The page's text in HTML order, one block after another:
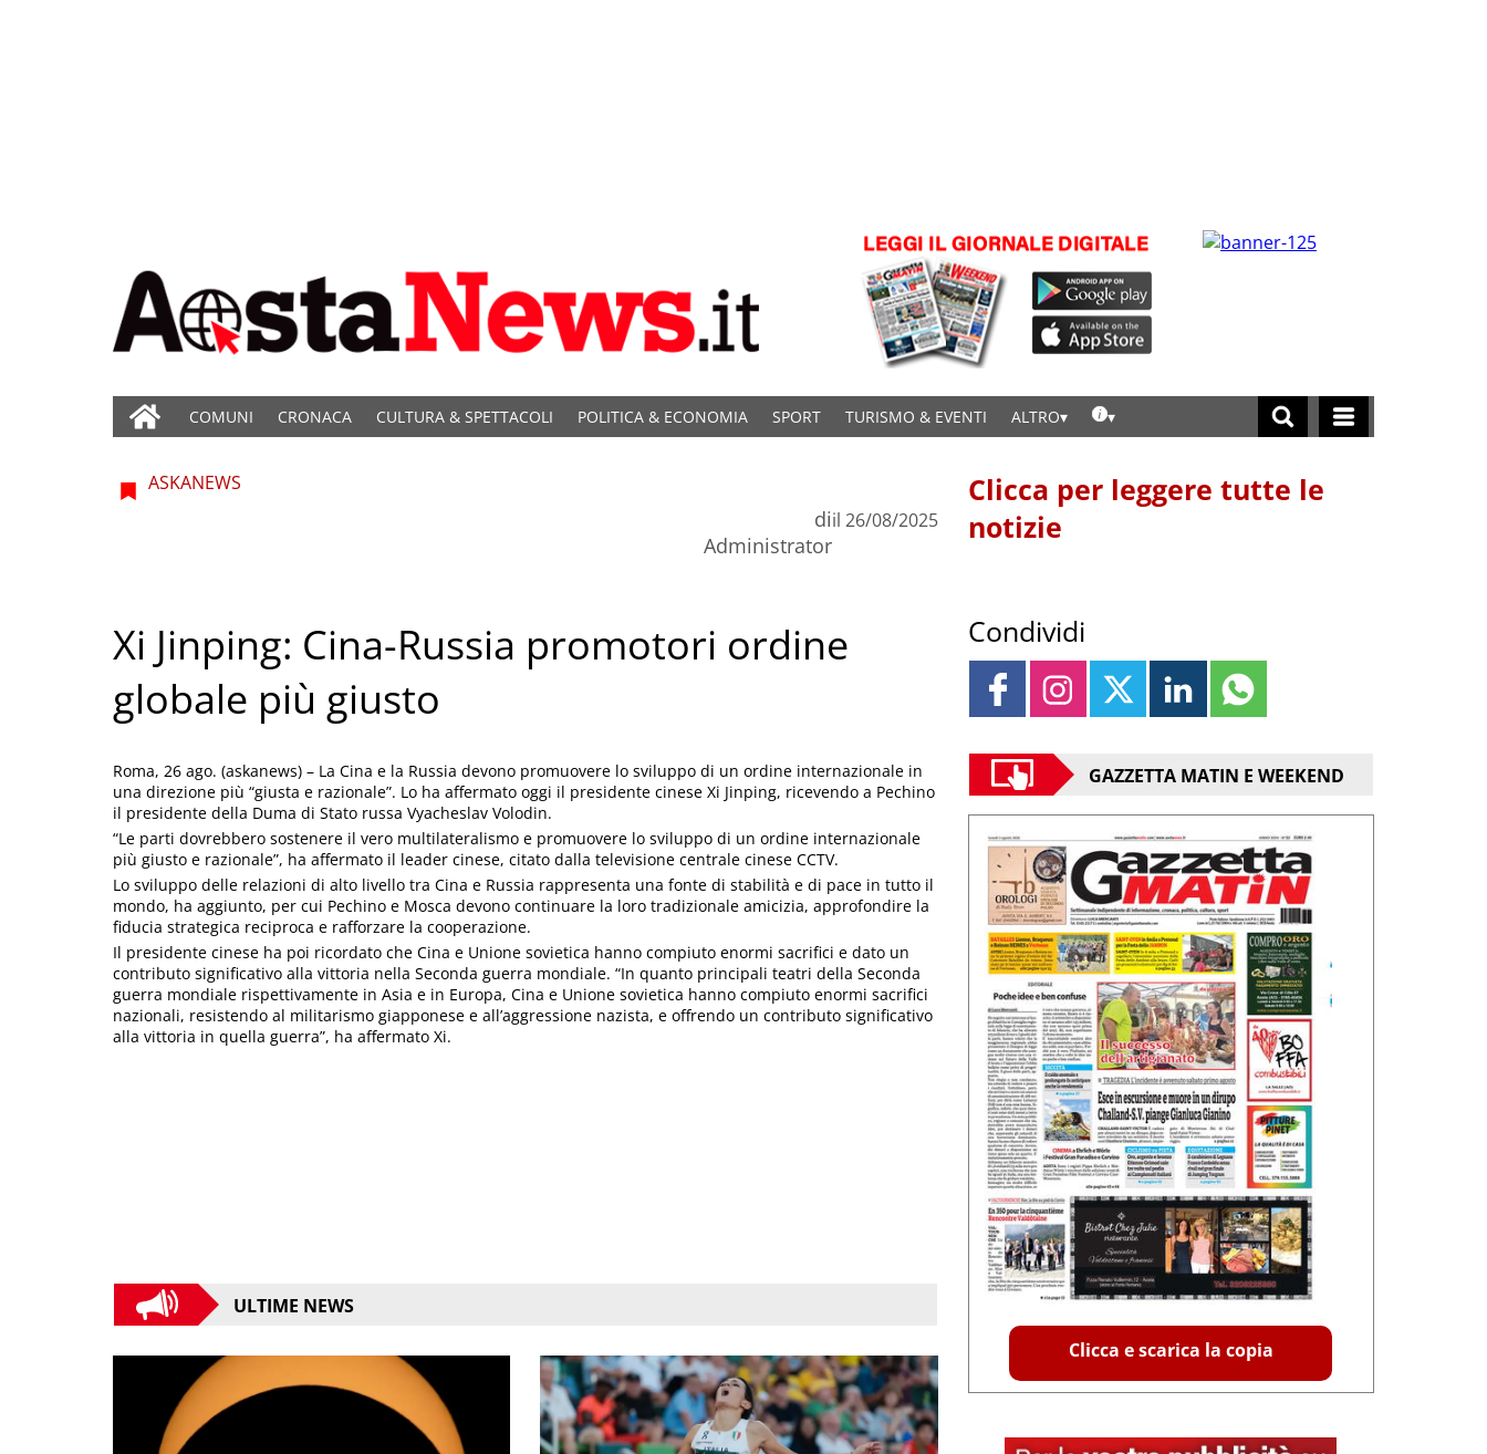
COMUNI CRONACA CULTURA & SPETTACOLI POLITICA & ECONOMIA SPORT TURISMO & EVENTI ALTRO
ASKANEWS
di
Administrator
il 26/08/2025
Xi Jinping: Cina-Russia promotori ordine
globale più giusto
Roma, 26 ago. (askanews) – La Cina e la Russia devono promuovere lo sviluppo di un ordine internazionale in
una direzione più “giusta e razionale”. Lo ha affermato oggi il presidente cinese Xi Jinping, ricevendo a Pechino
il presidente della Duma di Stato russa Vyacheslav Volodin.
“Le parti dovrebbero sostenere il vero multilateralismo e promuovere lo sviluppo di un ordine internazionale
più giusto e razionale”, ha affermato il leader cinese, citato dalla televisione centrale cinese CCTV.
Lo sviluppo delle relazioni di alto livello tra Cina e Russia rappresenta una fonte di stabilità e di pace in tutto il
mondo, ha aggiunto, per cui Pechino e Mosca devono continuare la loro tradizionale amicizia, approfondire la
fiducia strategica reciproca e rafforzare la cooperazione.
Il presidente cinese ha poi ricordato che Cina e Unione sovietica hanno compiuto enormi sacrifici e dato un
contributo significativo alla vittoria nella Seconda guerra mondiale. “In quanto principali teatri della Seconda
guerra mondiale rispettivamente in Asia e in Europa, Cina e Unione sovietica hanno compiuto enormi sacrifici
nazionali, resistendo al militarismo giapponese e all’aggressione nazista, e offrendo un contributo significativo
alla vittoria in quella guerra”, ha affermato Xi.
ULTIME NEWS
Clicca per leggere tutte le
notizie
Condividi
GAZZETTA MATIN E WEEKEND
Clicca e scarica la copia